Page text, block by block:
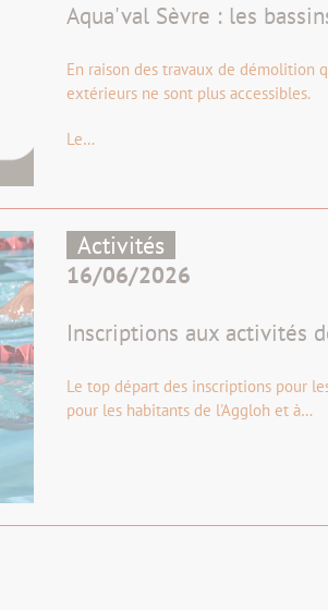
Aqua'val Sèvre : les
En raison des travaux de démolition
extérieurs ne sont plus accessibles.
Le…
Activités
16/06/2026
Inscriptions aux activités
Le top départ des inscriptions pour
pour les habitants de l'Aggloh et à…